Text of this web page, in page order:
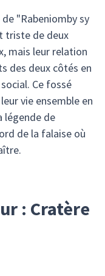
"Rabeniomby sy
triste de deux
mais leur relation
des deux côtés en
Ce fossé
vie ensemble en
légende de
de la falaise où
: Cratère